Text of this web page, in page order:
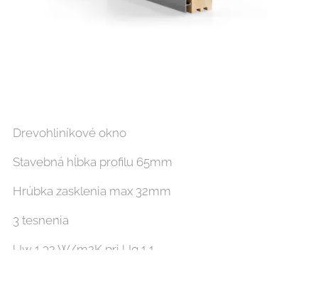
Drevohliníkové okno
Stavebná hĺbka profilu 65mm
Hrúbka zasklenia max 32mm
3 tesnenia
Uw 1,32 W/m2K pri Ug 1,1